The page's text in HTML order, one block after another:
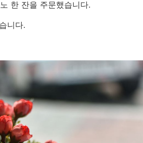
한 잔을 주문했습니다.
니다.